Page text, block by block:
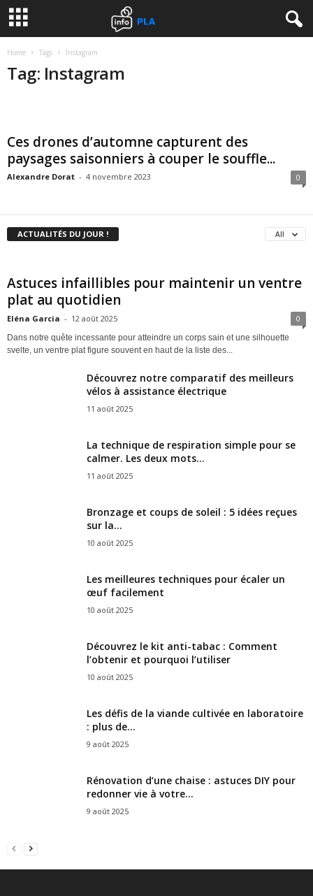
Home Tags Instagram
Tag: Instagram
Ces drones d’automne capturent des
paysages saisonniers à couper le souffle...
Alexandre Dorat - 4 novembre 2023 0
ACTUALITÉS DU JOUR ! All
Astuces infaillibles pour maintenir un ventre
plat au quotidien
Eléna Garcia - 12 août 2025 0
Dans notre quête incessante pour atteindre un corps sain et une silhouette
svelte, un ventre plat figure souvent en haut de la liste des...
Découvrez notre comparatif des meilleurs
vélos à assistance électrique
11 août 2025
La technique de respiration simple pour se
calmer. Les deux mots...
11 août 2025
Bronzage et coups de soleil : 5 idées reçues
sur la...
10 août 2025
Les meilleures techniques pour écaler un
œuf facilement
10 août 2025
Découvrez le kit anti-tabac : Comment
l’obtenir et pourquoi l’utiliser
10 août 2025
Les défis de la viande cultivée en laboratoire
: plus de...
9 août 2025
Rénovation d’une chaise : astuces DIY pour
redonner vie à votre...
9 août 2025